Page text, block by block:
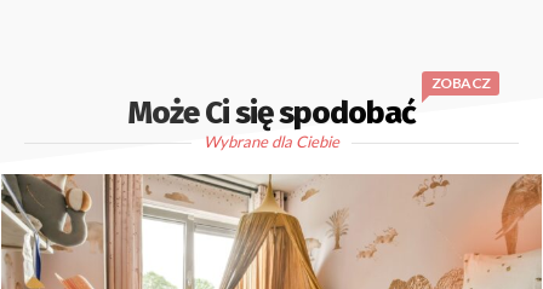
Może Ci się spodobać
ZOBACZ
Wybrane dla Ciebie